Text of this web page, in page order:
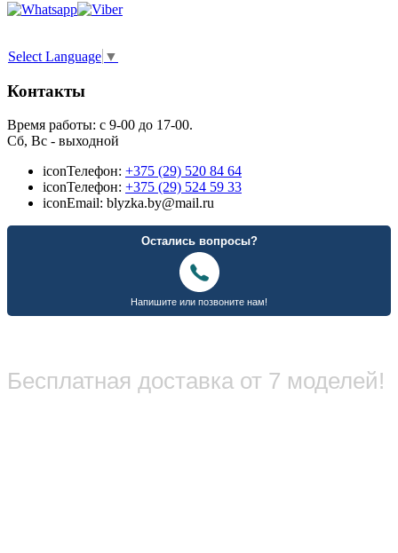
Select Language ▼
Контакты
Время работы: с 9-00 до 17-00.
Сб, Вс - выходной
iconТелефон: +375 (29) 520 84 64
iconТелефон: +375 (29) 524 59 33
iconEmail: blyzka.by@mail.ru
Бесплатная доставка от 7 моделей!